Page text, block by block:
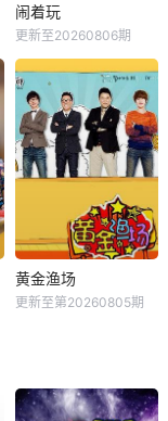
闹着玩
更新至20260806期
黄金渔场
更新至第20260805期